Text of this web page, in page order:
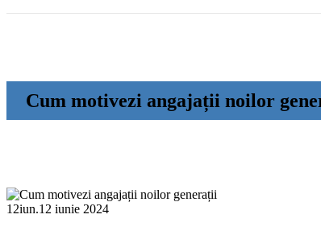
Cum motivezi angajații noilor
12iun.12 iunie 2024